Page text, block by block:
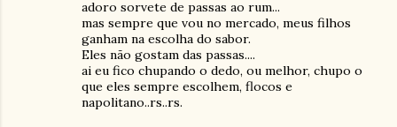
adoro sorvete de passas ao rum...
mas sempre que vou no mercado, meus filhos
ganham na escolha do sabor.
Eles não gostam das passas....
ai eu fico chupando o dedo, ou melhor, chupo o
que eles sempre escolhem, flocos e
napolitano..rs..rs.